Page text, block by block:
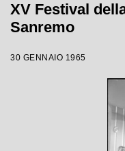
XV Festival
Sanremo
30 GENNAIO 1965